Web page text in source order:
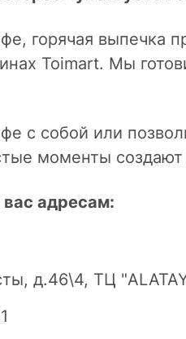
горячая выпечка
Toimart. Мы
с собой или
моменты
адресам:
д.46\4, ТЦ